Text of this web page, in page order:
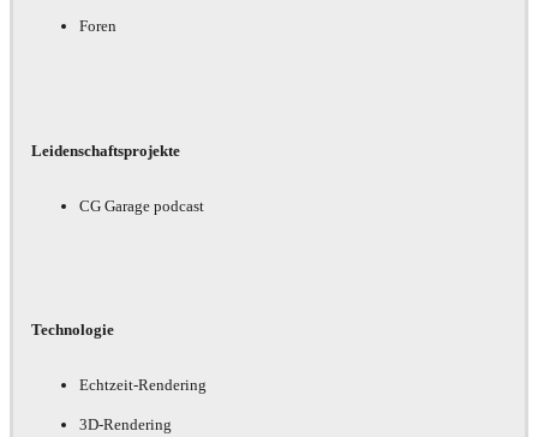
Foren
Leidenschaftsprojekte
CG Garage podcast
Technologie
Echtzeit-Rendering
3D-Rendering